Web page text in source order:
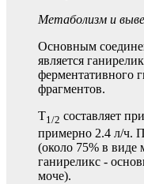
Метаболизм и
Основным
является
ферментативного
фрагментов.
T1/2 составляет
примерно 2.4 л/ч.
(около 75% в виде
ганиреликс -
моче).